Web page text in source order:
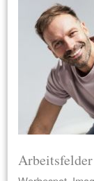
Arbeitsfelder